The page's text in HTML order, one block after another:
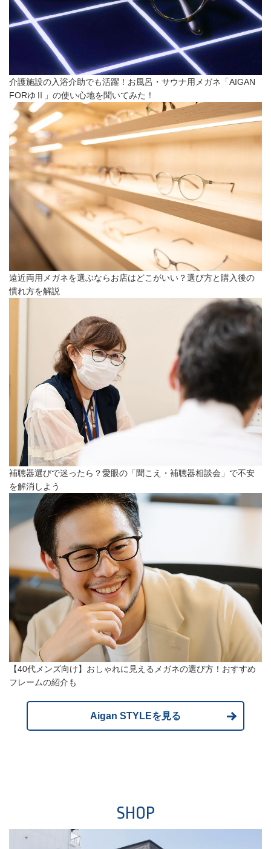
介護施設の入浴介助でも活躍！お風呂・サウナ用メガネ「AIGAN
FORゆⅡ」の使い心地を聞いてみた！
遠近両用メガネを選ぶならお店はどこがいい？選び方と購入後の
慣れ方を解説
補聴器選びで迷ったら？愛眼の「聞こえ・補聴器相談会」で不安
を解消しよう
【40代メンズ向け】おしゃれに見えるメガネの選び方！おすすめ
フレームの紹介も
Aigan STYLEを見る
SHOP